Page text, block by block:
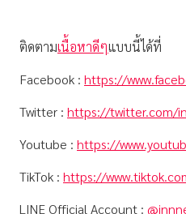
ติดตามเนื้อหาดีๆแบบนี้ได้ที่
Facebook : https://
Twitter : https://twitter.com/
Youtube : https://
TikTok : https://
LINE Official Account :